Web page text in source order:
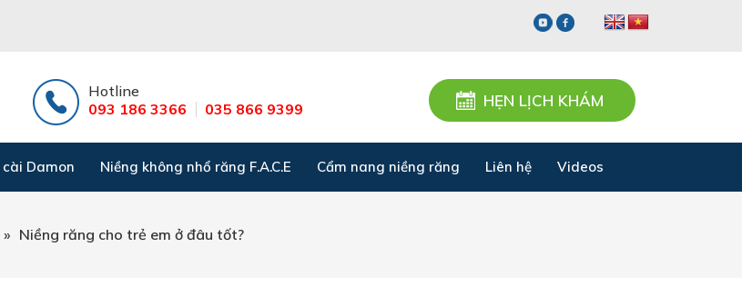
HẸN LỊCH KHÁM
Hotline
093 186 3366
035 866 9399
cài Damon Niềng không nhổ răng F.A.C.E Cẩm nang niềng răng Liên hệ Videos
» Niềng răng cho trẻ em ở đâu tốt?